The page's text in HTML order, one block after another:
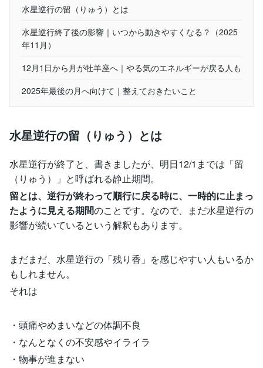
水星逆行の留（りゅう）とは
水星逆行終了後の影響｜いつから動きやすくなる？（2025
年11月）
12月1日から月が牡羊座へ｜やる気のエネルギーが戻る人も
2025年最後の月へ向けて｜整えておきたいこと
水星逆行の留（りゅう）とは
水星逆行が終了と、書きましたが、明日12/1までは「留
（りゅう）」と呼ばれる静止期間。
留とは、逆行が終わって順行に戻る時に、一時的に止まっ
たように見える期間のことです。なので、まだ水星逆行の
影響が続いているという解釈もあります。
まだまだ、水星逆行の「残り香」を感じやすい人もいるか
もしれません。
それは
・頭痛やめまいなどの体調不良
・なんとなくの不安感やイライラ
・物事が進まない